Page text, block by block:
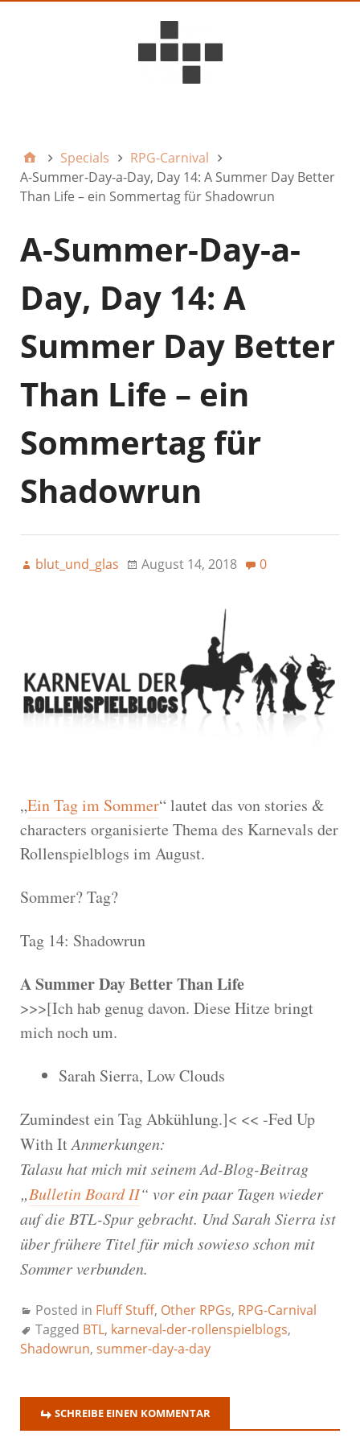
Specials
RPG-Carnival
A-Summer-Day-a-Day, Day 14: A Summer Day Better
Than Life – ein Sommertag für Shadowrun
A-Summer-Day-a-
Day, Day 14: A
Summer Day Better
Than Life – ein
Sommertag für
Shadowrun
blut_und_glas August 14, 2018 0
„Ein Tag im Sommer“ lautet das von stories &
characters organisierte Thema des Karnevals der
Rollenspielblogs im August.
Sommer? Tag?
Tag 14: Shadowrun
A Summer Day Better Than Life
>>>[Ich hab genug davon. Diese Hitze bringt
mich noch um.
Sarah Sierra, Low Clouds
Zumindest ein Tag Abkühlung.]< << -Fed Up
With ItAnmerkungen:
Talasu hat mich mit seinem Ad-Blog-Beitrag
„Bulletin Board II“ vor ein paar Tagen wieder
auf die BTL-Spur gebracht. Und Sarah Sierra ist
über frühere Titel für mich sowieso schon mit
Sommer verbunden.
Posted in Fluff Stuff, Other RPGs, RPG-Carnival
Tagged BTL, karneval-der-rollenspielblogs,
Shadowrun, summer-day-a-day
SCHREIBE EINEN KOMMENTAR